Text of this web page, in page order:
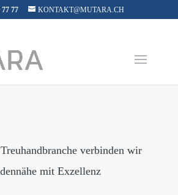
77 77 KONTAKT@MUTARA.CH
verbinden wir
mit Exzellenz